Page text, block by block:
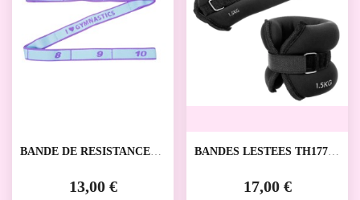
BANDE DE RESISTANCE
13,00 €
BANDES LESTEES TH177
17,00 €